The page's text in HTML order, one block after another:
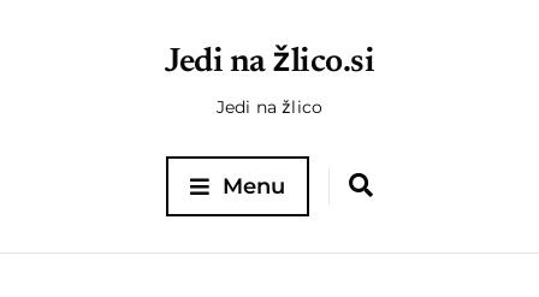
Jedi na žlico.si
Jedi na žlico
Menu